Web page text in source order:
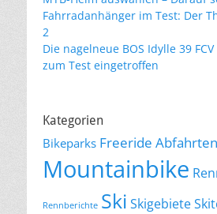
Fahrradanhänger im Test: Der
2
Die nagelneue BOS Idylle 39
zum Test eingetroffen
Kategorien
Bikeparks Freeride Abfahrten
Mountainbike
Rennberichte Ski Skigebiete